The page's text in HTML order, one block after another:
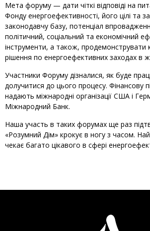
Мета форуму — дати чіткі відповіді на
Фонду енергоефективності, його цілі та
законодавчу базу, потенціал
політичний, соціальний та економічний
інструменти, а також, продемонструвати
рішення по енергоефективних заходах в
Участники Форуму дізналися, як буде
долучитися до цього процесу. Фінансову
надають міжнародні організації США і
Міжнародний Банк.
Наша участь в таких форумах ще раз
«Розумний Дім» крокує в ногу з часом.
чекає багато цікавого в сфері